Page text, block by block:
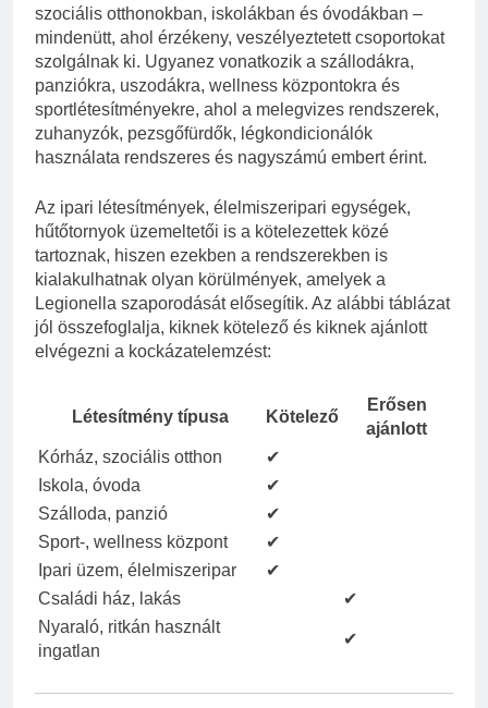
szociális otthonokban, iskolákban és óvodákban –
mindenütt, ahol érzékeny, veszélyeztetett csoportokat
szolgálnak ki. Ugyanez vonatkozik a szállodákra,
panziókra, uszodákra, wellness központokra és
sportlétesítményekre, ahol a melegvizes rendszerek,
zuhanyzók, pezsgőfürdők, légkondicionálók
használata rendszeres és nagyszámú embert érint.
Az ipari létesítmények, élelmiszeripari egységek,
hűtőtornyok üzemeltetői is a kötelezettek közé
tartoznak, hiszen ezekben a rendszerekben is
kialakulhatnak olyan körülmények, amelyek a
Legionella szaporodását elősegítik. Az alábbi táblázat
jól összefoglalja, kiknek kötelező és kiknek ajánlott
elvégezni a kockázatelemzést:
Létesítmény típusa Kötelező
Erősen
ajánlott
Kórház, szociális otthon
✔
Iskola, óvoda
✔
Szálloda, panzió
✔
Sport-, wellness központ
✔
Ipari üzem, élelmiszeripar
✔
Családi ház, lakás
✔
Nyaraló, ritkán használt
ingatlan
✔